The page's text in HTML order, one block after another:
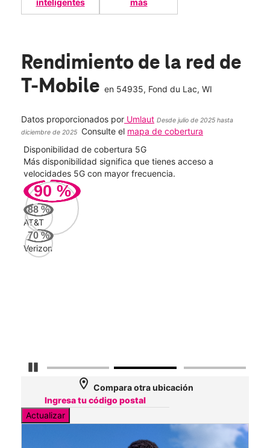
Rendimiento de la red de
T-Mobile en 54935, Fond du Lac, WI
Datos proporcionados por Umlaut Desde julio de 2025 hasta
diciembre de 2025
Consulte el mapa de cobertura
Detener carrusel
5G
que tienes acceso a
frecuencia.
Velocidad de descarga 5G
Mayor velocidad significa
videollamadas sin problemas.
location_on Compara otra ubicación
Actualizar